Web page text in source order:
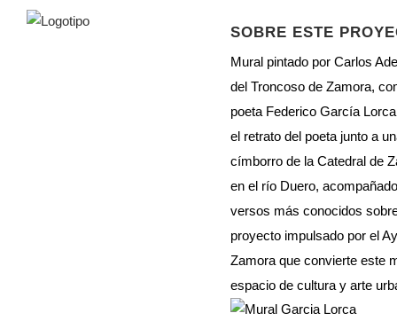
SOBRE ESTE
Mural pintado por Carlos
del Troncoso de Zamora,
poeta Federico García
el retrato del poeta junto a
címborro de la Catedral de
en el río Duero,
versos más conocidos
proyecto impulsado por el
Zamora que convierte este
espacio de cultura y arte